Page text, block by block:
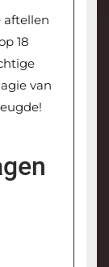
aftellen
18
van